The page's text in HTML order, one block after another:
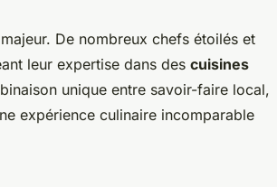
De nombreux chefs étoilés et
leur expertise dans des cuisines
unique entre savoir-faire local,
expérience culinaire incomparable